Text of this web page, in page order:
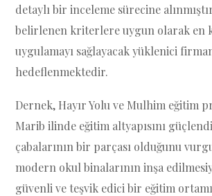
detaylı bir inceleme sürecine
belirlenen kriterlere uygun olarak en
uygulamayı sağlayacak yüklenici
hedeflenmektedir.
Dernek, Hayır Yolu ve Mulhim eğitim
Marib ilinde eğitim altyapısını
çabalarının bir parçası olduğunu
modern okul binalarının inşa
güvenli ve teşvik edici bir eğitim